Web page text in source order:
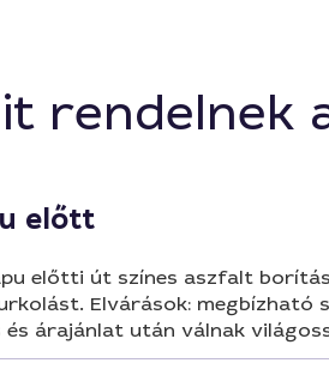
rendelnek
előtt
előtti út színes aszfalt
Elvárások: megbízható
árajánlat után válnak